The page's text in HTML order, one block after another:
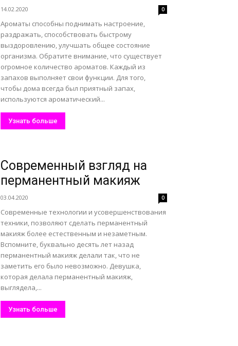
14.02.2020 0
Ароматы способны поднимать настроение,
раздражать, способствовать быстрому
выздоровлению, улучшать общее состояние
организма. Обратите внимание, что существует
огромное количество ароматов. Каждый из
запахов выполняет свои функции. Для того,
чтобы дома всегда был приятный запах,
используются ароматический...
Узнать больше
Современный взгляд на
перманентный макияж
03.04.2020 0
Современные технологии и усовершенствования
техники, позволяют сделать перманентный
макияж более естественным и незаметным.
Вспомните, буквально десять лет назад
перманентный макияж делали так, что не
заметить его было невозможно. Девушка,
которая делала перманентный макияж,
выглядела,...
Узнать больше